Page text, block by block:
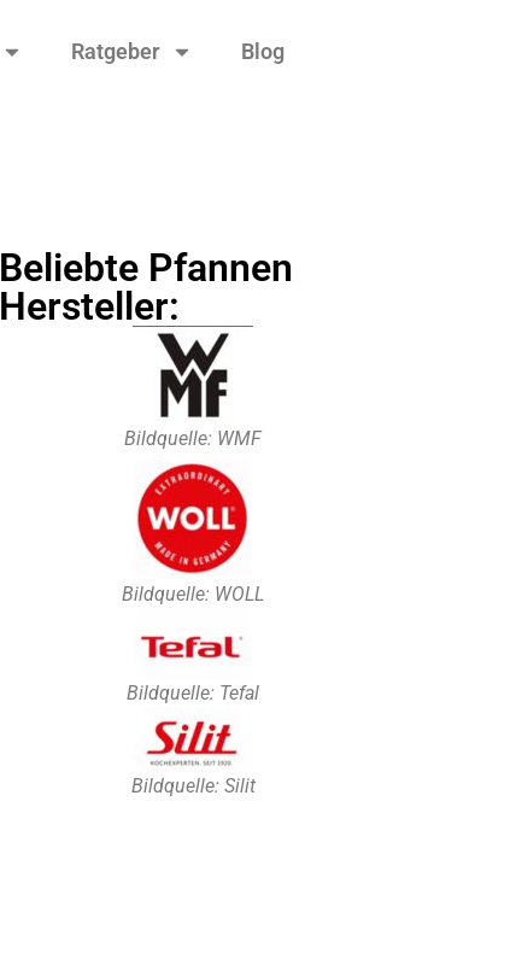
Ratgeber Blog
Beliebte Pfannen
Hersteller:
Bildquelle: WMF
Bildquelle: WOLL
Bildquelle: Tefal
Bildquelle: Silit